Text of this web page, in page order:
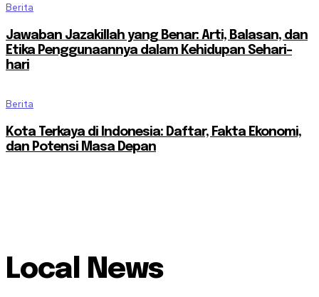
Berita
Jawaban Jazakillah yang Benar: Arti, Balasan, dan
Etika Penggunaannya dalam Kehidupan Sehari-
hari
Berita
Kota Terkaya di Indonesia: Daftar, Fakta Ekonomi,
dan Potensi Masa Depan
Local News